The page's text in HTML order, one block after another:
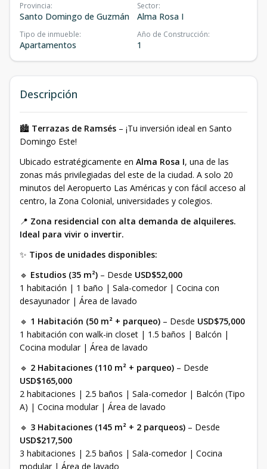
Provincia:
Santo Domingo de Guzmán
Sector:
Alma Rosa I
Tipo de inmueble:
Apartamentos
Año de Construcción:
1
Descripción
🏙️ Terrazas de Ramsés – ¡Tu inversión ideal en Santo
Domingo Este!
Ubicado estratégicamente en Alma Rosa I, una de las
zonas más privilegiadas del este de la ciudad. A solo 20
minutos del Aeropuerto Las Américas y con fácil acceso al
centro, la Zona Colonial, universidades y colegios.
📍 Zona residencial con alta demanda de alquileres.
Ideal para vivir o invertir.
✨ Tipos de unidades disponibles:
🔹 Estudios (35 m²) – Desde USD$52,000
1 habitación | 1 baño | Sala-comedor | Cocina con
desayunador | Área de lavado
🔹 1 Habitación (50 m² + parqueo) – Desde USD$75,000
1 habitación con walk-in closet | 1.5 baños | Balcón |
Cocina modular | Área de lavado
🔹 2 Habitaciones (110 m² + parqueo) – Desde
USD$165,000
2 habitaciones | 2.5 baños | Sala-comedor | Balcón (Tipo
A) | Cocina modular | Área de lavado
🔹 3 Habitaciones (145 m² + 2 parqueos) – Desde
USD$217,500
3 habitaciones | 2.5 baños | Sala-comedor | Cocina
modular | Área de lavado